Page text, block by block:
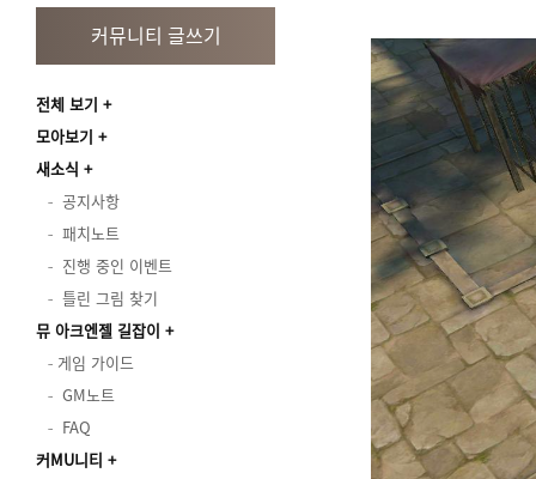
커뮤니티 글쓰기
전체 보기
모아보기
새소식
공지사항
패치노트
진행 중인 이벤트
틀린 그림 찾기
뮤 아크엔젤 길잡이
게임 가이드
GM노트
FAQ
커MU니티